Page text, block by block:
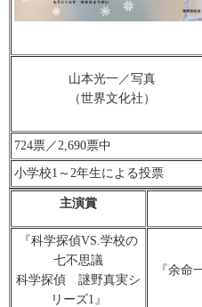
山本光一／写真
（世界文化社）
724票／2,690票中
小学校1～2年生による投票
主演賞
『科学探偵VS.学校の
七不思議
科学探偵 謎野真実シ
リーズ1』
『余命